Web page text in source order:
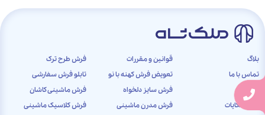
بلاگ
تماس با ما
درباره ما
ثبت شکایات
قوانین و مقررات
تعویض فرش کهنه با نو
فرش سایز دلخواه
فرش مدرن ماشینی
فرش طرح ترک
تابلو فرش سفارشی
فرش ماشینی کاشان
فرش کلاسیک ماشینی